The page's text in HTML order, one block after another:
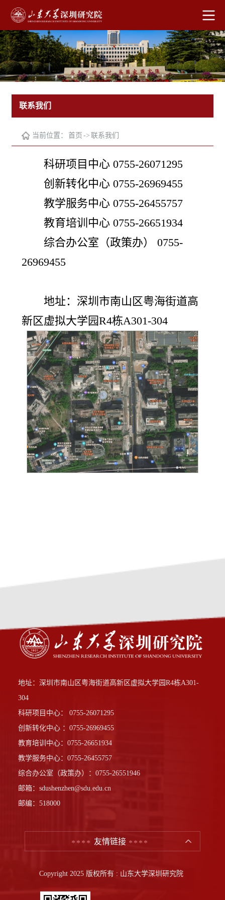
联系我们
当前位置： 首页 -> 联系我们
科研项目中心 0755-26071295
创新转化中心 0755-26969455
教学服务中心 0755-26455757
教育培训中心 0755-26651934
综合办公室（政策办） 0755-
26969455
地址：深圳市南山区粤海街道高
新区虚拟大学园R4栋A301-304
地址：深圳市南山区粤海街道高新区虚拟大学园R4栋A301-
304
科研项目中心： 0755-26071295
创新转化中心 ：0755-26969455
教育培训中心：0755-26651934
教学服务中心：0755-26455757
综合办公室（政策办）：0755-26551946
邮箱：sdushenzhen@sdu.edu.cn
邮编：518000
友情链接
Copyright 2025 版权所有 : 山东大学深圳研究院